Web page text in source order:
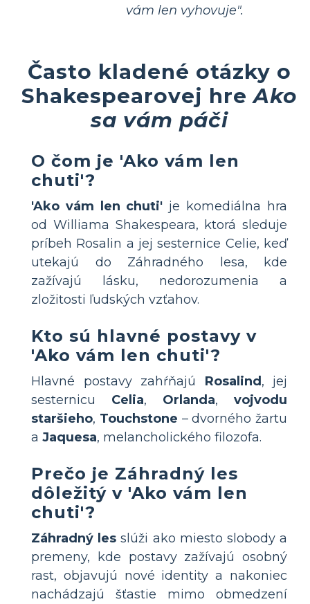
vám len vyhovuje".
Často kladené otázky o
Shakespearovej hreAko
sa vám páči
O čom je 'Ako vám len
chuti'?
'Ako vám len chuti' je komediálna hra
od Williama Shakespeara, ktorá sleduje
príbeh Rosalin a jej sesternice Celie, keď
utekajú do Záhradného lesa, kde
zažívajú lásku, nedorozumenia a
zložitosti ľudských vzťahov.
Kto sú hlavné postavy v
'Ako vám len chuti'?
Hlavné postavy zahŕňajú Rosalind, jej
sesternicu Celia, Orlanda, vojvodu
staršieho, Touchstone – dvorného žartu
a Jaquesa, melancholického filozofa.
Prečo je Záhradný les
dôležitý v 'Ako vám len
chuti'?
Záhradný les slúži ako miesto slobody a
premeny, kde postavy zažívajú osobný
rast, objavujú nové identity a nakoniec
nachádzajú šťastie mimo obmedzení